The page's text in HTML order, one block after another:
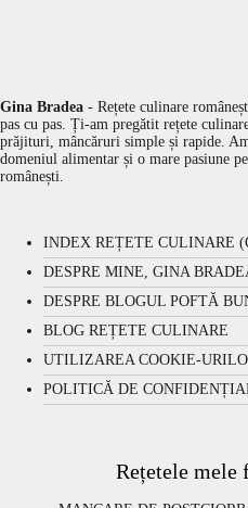
Gina Bradea - Rețete culinare
pas cu pas. Ți-am pregătit rețete
prăjituri, mâncăruri simple și rapide.
domeniul alimentar și o mare pasiune
românești.
INDEX REȚETE CULINARE
DESPRE MINE, GINA
DESPRE BLOGUL POFTĂ
BLOG REȚETE CULINARE
UTILIZAREA COOKIE-
POLITICĂ DE
Rețetele mele